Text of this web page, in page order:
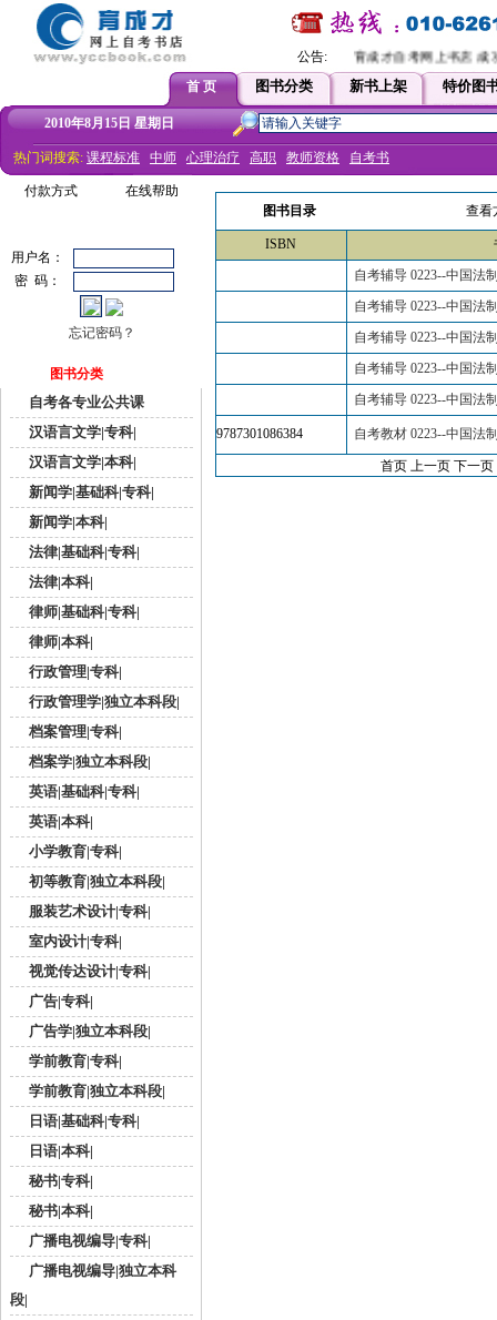
公告:
育成才自考网上书店 成
首 页
图书分类 新书上架 特价图
2010年8月15日 星期日
热门词搜索: 课程标准 中师 心理治疗 高职 教师资格 自考书
付款方式 在线帮助
用户名：
密 码：
忘记密码？
图书分类
自考各专业公共课
汉语言文学|专科|
汉语言文学|本科|
新闻学|基础科|专科|
新闻学|本科|
法律|基础科|专科|
法律|本科|
律师|基础科|专科|
律师|本科|
行政管理|专科|
行政管理学|独立本科段|
档案管理|专科|
档案学|独立本科段|
英语|基础科|专科|
英语|本科|
小学教育|专科|
初等教育|独立本科段|
服装艺术设计|专科|
室内设计|专科|
视觉传达设计|专科|
广告|专科|
广告学|独立本科段|
学前教育|专科|
学前教育|独立本科段|
日语|基础科|专科|
日语|本科|
秘书|专科|
秘书|本科|
广播电视编导|专科|
广播电视编导|独立本科
段|
图书目录 查看
ISBN
自考辅导 0223--中国法
自考辅导 0223--中国法
自考辅导 0223--中国法
自考辅导 0223--中国法
自考辅导 0223--中国法
9787301086384 自考教材 0223--中国法
首页 上一页 下一页